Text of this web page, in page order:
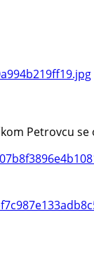
Petrovcu